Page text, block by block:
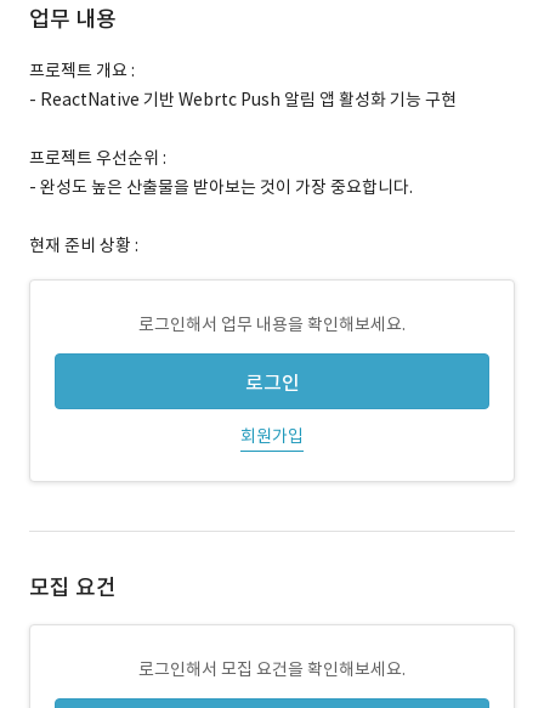
업무 내용
프로젝트 개요 :
- ReactNative 기반 Webrtc Push 알림 앱 활성화 기능 구현
프로젝트 우선순위 :
- 완성도 높은 산출물을 받아보는 것이 가장 중요합니다.
현재 준비 상황 :
로그인해서 업무 내용을 확인해보세요.
로그인
회원가입
모집 요건
로그인해서 모집 요건을 확인해보세요.